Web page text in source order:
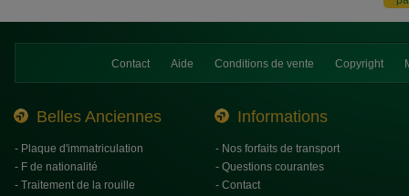
Contact Aide Conditions de vente Copyright
Belles Anciennes Informations
- Plaque d'immatriculation
- F de nationalité
- Traitement de la rouille
- Nos forfaits de transport
- Questions courantes
- Contact